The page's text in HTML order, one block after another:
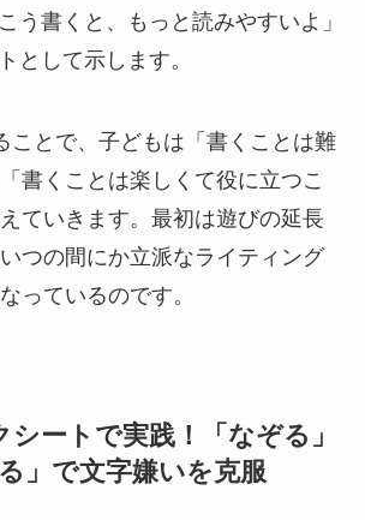
う書くと、もっと読みやすいよ」
として示します。
ことで、子どもは「書くことは難
書くことは楽しくて役に立つこ
ていきます。最初は遊びの延長
つの間にか立派なライティング
っているのです。
シートで実践！「なぞる」
」で文字嫌いを克服